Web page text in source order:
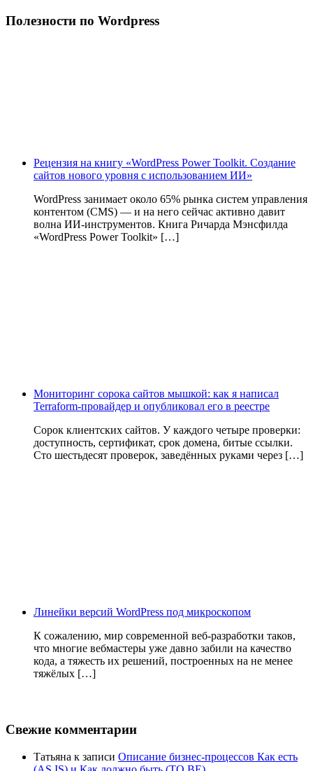
Полезности по Wordpress
Рецензия на книгу «WordPress Power Toolkit. Создание
сайтов нового уровня с использованием ИИ»
WordPress занимает около 65% рынка систем управления
контентом (CMS) — и на него сейчас активно давит
волна ИИ‑инструментов. Книга Ричарда Мэнсфилда
«WordPress Power Toolkit» […]
Мониторинг сорока сайтов мышкой: как я написал
Terraform-провайдер и опубликовал его в реестре
Сорок клиентских сайтов. У каждого четыре проверки:
доступность, сертификат, срок домена, битые ссылки.
Сто шестьдесят проверок, заведённых руками через […]
Линейки версий WordPress под микроскопом
К сожалению, мир современной веб-разработки таков,
что многие вебмастеры уже давно забили на качество
кода, а тяжесть их решений, построенных на не менее
тяжёлых […]
Свежие комментарии
Татьяна к записи Описание бизнес-процессов Как есть